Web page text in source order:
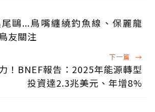
尾鷗...鳥嘴纏繞釣魚線、保麗龍
友關注
下一篇 →
！BNEF報告：2025年能源轉型
投資達2.3兆美元、年增8%